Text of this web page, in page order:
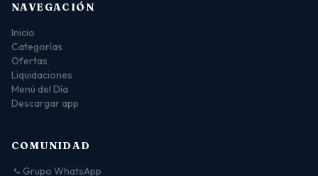
NAVEGACIÓN
Inicio
Categorías
Ofertas
Liquidaciones
Menú del Día
Descargar app
COMUNIDAD
Grupo WhatsApp